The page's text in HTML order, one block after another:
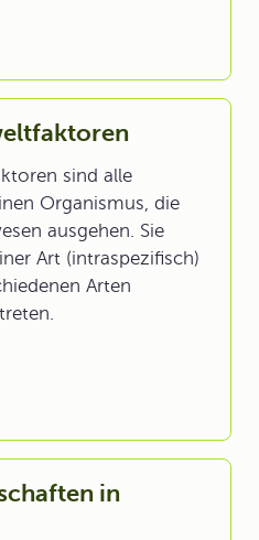
sind alle
Organismus, die
ausgehen. Sie
Art (intraspezifisch)
Arten
in